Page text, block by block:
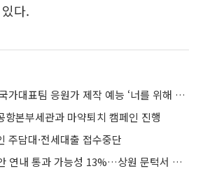
다.
신한은행, 야구 국가대표팀 응원가 제작 예능 ‘너를 위해 부른다’ 예고편 공개
항본부세관과 마약퇴치 캠페인 진행
주담대·전세대출 접수중단
美 클래리티 법안 연내 통과 가능성 13%…상원 문턱서 제동